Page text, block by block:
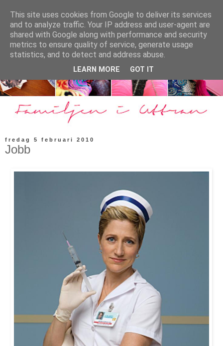
fredag 5 februari 2010
Jobb
This site uses cookies from Google to deliver its services
and to analyze traffic. Your IP address and user-agent are
shared with Google along with performance and security
metrics to ensure quality of service, generate usage
statistics, and to detect and address abuse.
LEARN MORE GOT IT